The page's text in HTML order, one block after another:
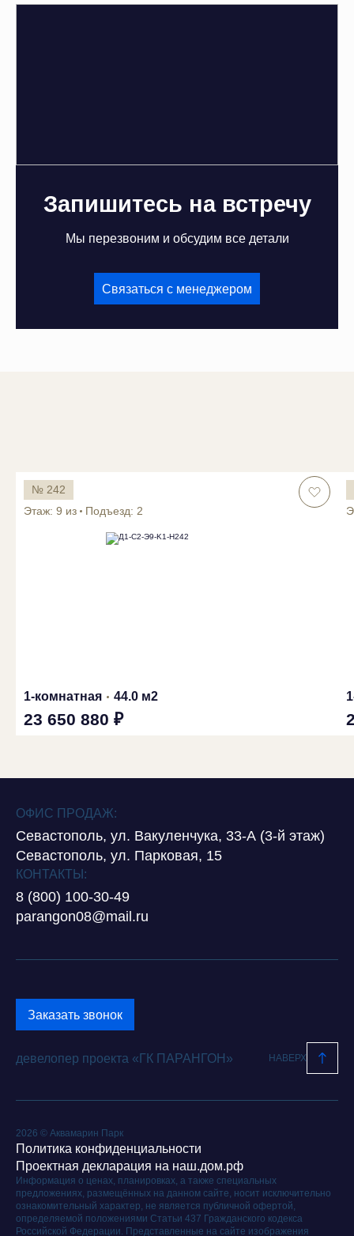
Запишитесь на встречу
Мы перезвоним и обсудим все детали
Связаться с менеджером
№ 242
Этаж: 9 из
Подъезд: 2
1-комнатная 44.0 м2
23 650 880 ₽
ОФИС ПРОДАЖ:
Севастополь, ул. Вакуленчука, 33-А (3-й этаж)
Севастополь, ул. Парковая, 15
КОНТАКТЫ:
8 (800) 100-30-49
parangon08@mail.ru
Заказать звонок
девелопер проекта «ГК ПАРАНГОН» НАВЕРХ
2026 © Аквамарин Парк
Политика конфиденциальности
Проектная декларация на наш.дом.рф
Информация о ценах, планировках, а также специальных
предложениях, размещённых на данном сайте, носит исключительно
ознакомительный характер, не является публичной офертой,
определяемой положениями Статьи 437 Гражданского кодекса
Российской Федерации. Представленные на сайте изображения